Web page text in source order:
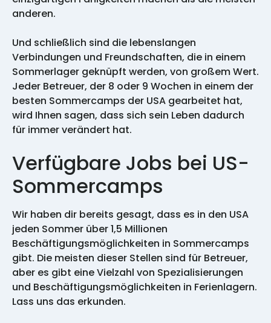
anderen.
Und schließlich sind die lebenslangen
Verbindungen und Freundschaften, die in einem
Sommerlager geknüpft werden, von großem Wert.
Jeder Betreuer, der 8 oder 9 Wochen in einem der
besten Sommercamps der USA gearbeitet hat,
wird Ihnen sagen, dass sich sein Leben dadurch
für immer verändert hat.
Verfügbare Jobs bei US-
Sommercamps
Wir haben dir bereits gesagt, dass es in den USA
jeden Sommer über 1,5 Millionen
Beschäftigungsmöglichkeiten in Sommercamps
gibt. Die meisten dieser Stellen sind für Betreuer,
aber es gibt eine Vielzahl von Spezialisierungen
und Beschäftigungsmöglichkeiten in Ferienlagern.
Lass uns das erkunden.